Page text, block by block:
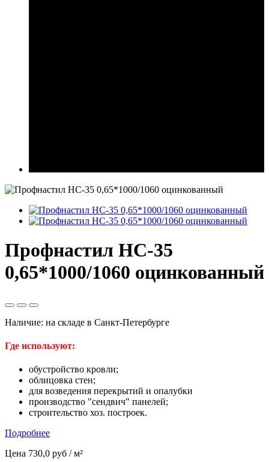
Профнастил НС-35
0,65*1000/1060 оцинкованный
Наличие: на складе в Санкт-Петербурге
Где используют:
обустройство кровли;
облицовка стен;
для возведения перекрытий и опалубки
производство "сендвич" панелей;
строительство хоз. построек.
Подробнее
Цена 730,0 руб / м²